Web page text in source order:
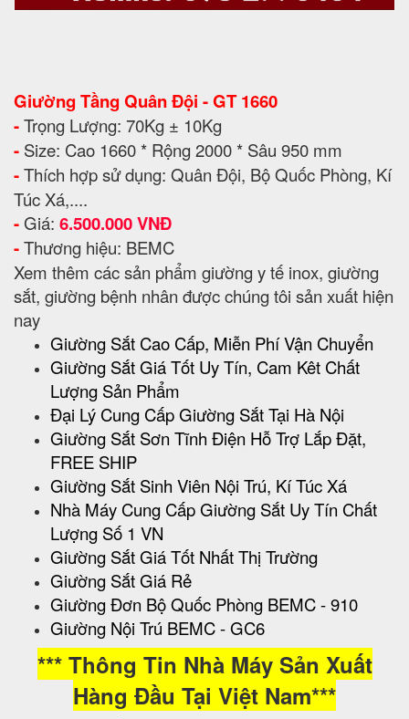
Giường Tầng Quân Đội - GT 1660
-Trọng Lượng: 70Kg ± 10Kg
- Size: Cao 1660 * Rộng 2000 * Sâu 950 mm
-Thích hợp sử dụng: Quân Đội, Bộ Quốc Phòng, Kí
Túc Xá,....
- Giá: 6.500.000 VNĐ
-Thương hiệu: BEMC
Xem thêm các sản phẩm giường y tế inox, giường
sắt, giường bệnh nhân được chúng tôi sản xuất hiện
nay
Giường Sắt Cao Cấp, Miễn Phí Vận Chuyển
Giường Sắt Giá Tốt Uy Tín, Cam Kêt Chất
Lượng Sản Phẩm
Đại Lý Cung Cấp Giường Sắt Tại Hà Nội
Giường Sắt Sơn Tĩnh Điện Hỗ Trợ Lắp Đặt,
FREE SHIP
Giường Sắt Sinh Viên Nội Trú, Kí Túc Xá
Nhà Máy Cung Cấp Giường Sắt Uy Tín Chất
Lượng Số 1 VN
Giường Sắt Giá Tốt Nhất Thị Trường
Giường Sắt Giá Rẻ
Giường Đơn Bộ Quốc Phòng BEMC - 910
Giường Nội Trú BEMC - GC6
*** Thông Tin Nhà Máy Sản Xuất
Hàng Đầu Tại Việt Nam***